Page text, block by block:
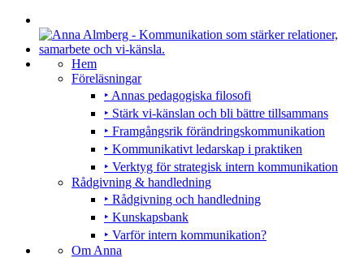
Hem
Föreläsningar
‣ Annas pedagogiska filosofi
‣ Stärk vi-känslan och bli bättre tillsammans
‣ Framgångsrik förändringskommunikation
‣ Kommunikativt ledarskap i praktiken
‣ Verktyg för strategisk intern kommunikation
Rådgivning & handledning
‣ Rådgivning och handledning
‣ Kunskapsbank
‣ Varför intern kommunikation?
Om Anna